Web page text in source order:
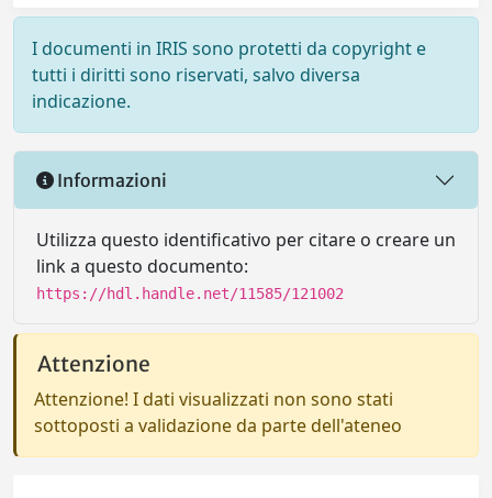
I documenti in IRIS sono protetti da copyright e
tutti i diritti sono riservati, salvo diversa
indicazione.
Informazioni
Utilizza questo identificativo per citare o creare un
link a questo documento:
https://hdl.handle.net/11585/121002
Attenzione
Attenzione! I dati visualizzati non sono stati
sottoposti a validazione da parte dell'ateneo